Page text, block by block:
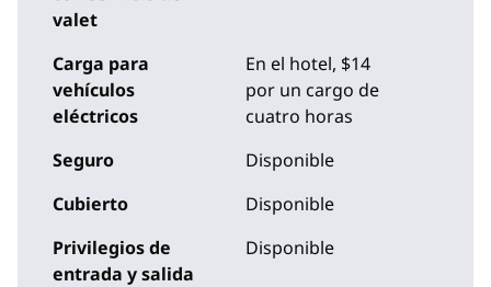
valet
Carga para
vehículos
eléctricos
En el hotel, $14
por un cargo de
cuatro horas
Seguro
Disponible
Cubierto
Disponible
Privilegios de
entrada y salida
Disponible